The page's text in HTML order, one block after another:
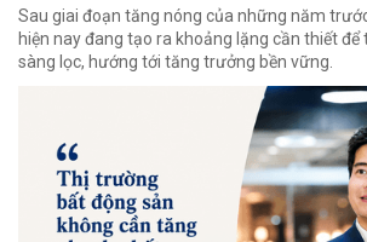
Sau giai đoạn tăng nóng của những năm
hiện nay đang tạo ra khoảng lặng cần thiết
sàng lọc, hướng tới tăng trưởng bền vững.